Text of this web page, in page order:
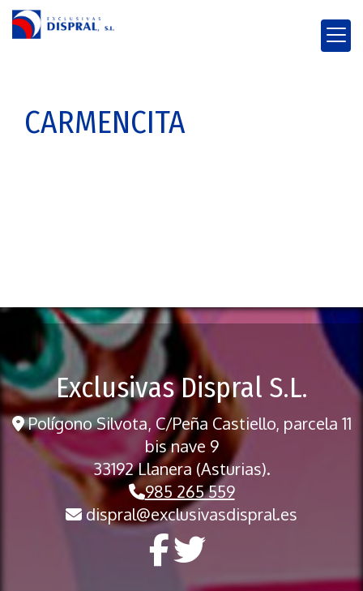
CARMENCITA
Exclusivas Dispral S.L.
Polígono Silvota, C/Peña Castiello, parcela 11
bis nave 9
33192 Llanera (Asturias).
985 265 559
dispral
exclusivasdispral.es